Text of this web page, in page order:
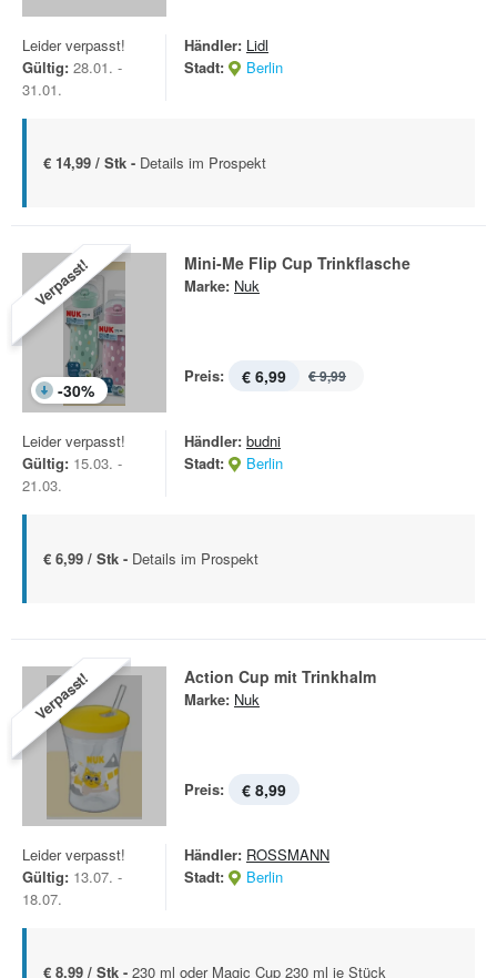
Leider verpasst!
Gültig: 28.01. -
31.01.
Händler: Lidl
Stadt:
Berlin
€ 14,99 / Stk - Details im Prospekt
Verpasst!
-30%
Mini-Me Flip Cup Trinkflasche
Marke: Nuk
Preis: € 6,99 € 9,99
Leider verpasst!
Gültig: 15.03. -
21.03.
Händler: budni
Stadt:
Berlin
€ 6,99 / Stk - Details im Prospekt
Verpasst! Action Cup mit Trinkhalm
Marke: Nuk
Preis: € 8,99
Leider verpasst!
Gültig: 13.07. -
18.07.
Händler: ROSSMANN
Stadt:
Berlin
€ 8,99 / Stk - 230 ml oder Magic Cup 230 ml je Stück